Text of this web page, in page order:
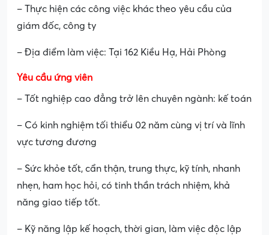
– Thực hiện các công việc khác theo yêu cầu của
giám đốc, công ty
– Địa điểm làm việc: Tại 162 Kiều Hạ, Hải Phòng
Yêu cầu ứng viên
– Tốt nghiệp cao đẳng trở lên chuyên ngành: kế toán
– Có kinh nghiệm tối thiểu 02 năm cùng vị trí và lĩnh
vực tương đương
– Sức khỏe tốt, cẩn thận, trung thực, kỹ tính, nhanh
nhẹn, ham học hỏi, có tinh thần trách nhiệm, khả
năng giao tiếp tốt.
– Kỹ năng lập kế hoạch, thời gian, làm việc độc lập